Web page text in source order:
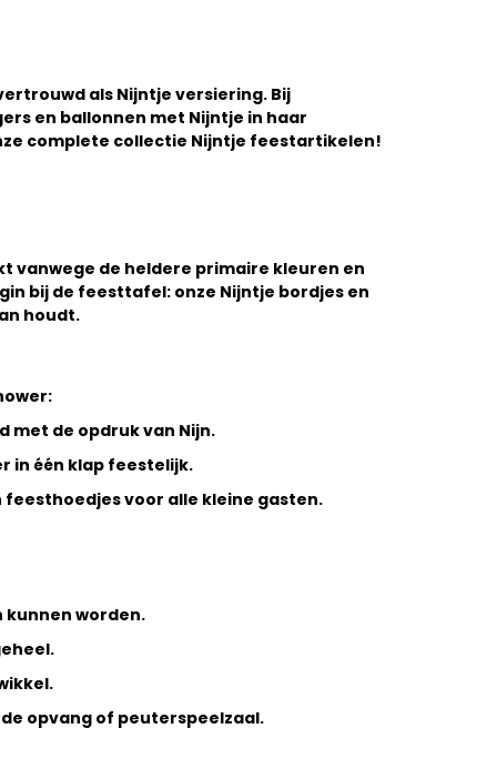
als Nijntje versiering. Bij
en ballonnen met Nijntje in haar
complete collectie Nijntje feestartikelen!
vanwege de heldere primaire kleuren en
bij de feesttafel: onze Nijntje bordjes en
houdt.
met de opdruk van Nijn.
in één klap feestelijk.
voor alle kleine gasten.
kunnen worden.
opvang of peuterspeelzaal.